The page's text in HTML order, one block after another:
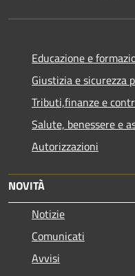
Educazione e
Giustizia e sicurezza
Tributi,finanze e
Salute, benessere e
Autorizzazioni
NOVITÀ
Notizie
Comunicati
Avvisi